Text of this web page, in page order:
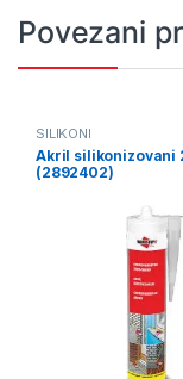
Povezani
SILIKONI
Akril silikonizovani
(2892402)